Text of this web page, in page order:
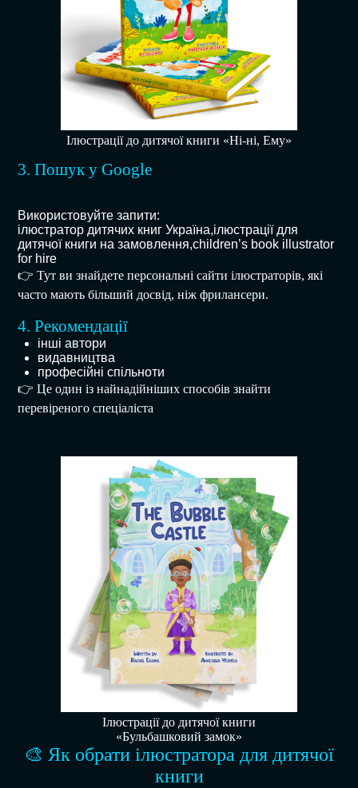
Ілюстрації до дитячої книги «Ні-ні, Ему»
3. Пошук у Google
Використовуйте запити:
ілюстратор дитячих книг Україна,ілюстрації для
дитячої книги на замовлення,children’s book illustrator
for hire
👉 Тут ви знайдете персональні сайти ілюстраторів, які
часто мають більший досвід, ніж фрилансери.
4. Рекомендації
інші автори
видавництва
професійні спільноти
👉 Це один із найнадійніших способів знайти
перевіреного спеціаліста
Ілюстрації до дитячої книги
«Бульбашковий замок»
🎨 Як обрати ілюстратора для дитячої
книги